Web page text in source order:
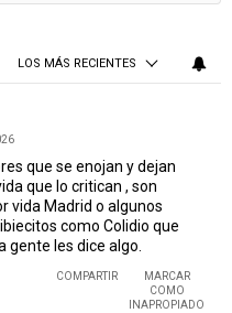
LOS MÁS RECIENTES
que se enojan y dejan
que lo critican , son
vida Madrid o algunos
como Colidio que
gente les dice algo.
COMPARTIR
MARCAR
COMO
INAPROPIADO